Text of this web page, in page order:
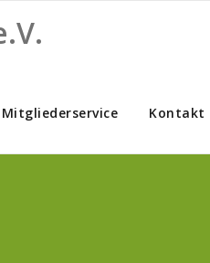
Mitgliederservice Kontakt